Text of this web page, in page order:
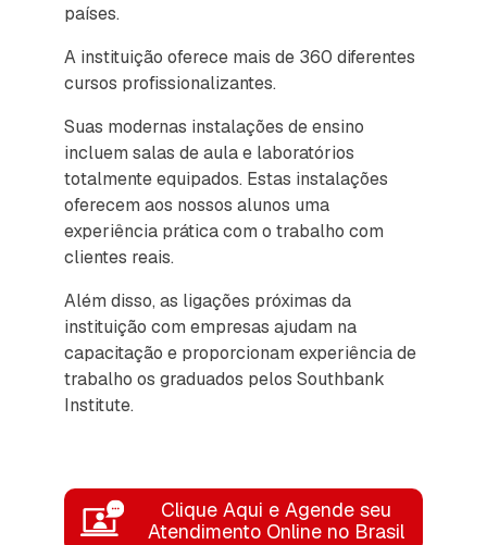
países.
A instituição oferece mais de 360 diferentes
cursos profissionalizantes.
Suas modernas instalações de ensino
incluem salas de aula e laboratórios
totalmente equipados. Estas instalações
oferecem aos nossos alunos uma
experiência prática com o trabalho com
clientes reais.
Além disso, as ligações próximas da
instituição com empresas ajudam na
capacitação e proporcionam experiência de
trabalho os graduados pelos Southbank
Institute.
Clique Aqui e Agende seu
Atendimento Online no Brasil